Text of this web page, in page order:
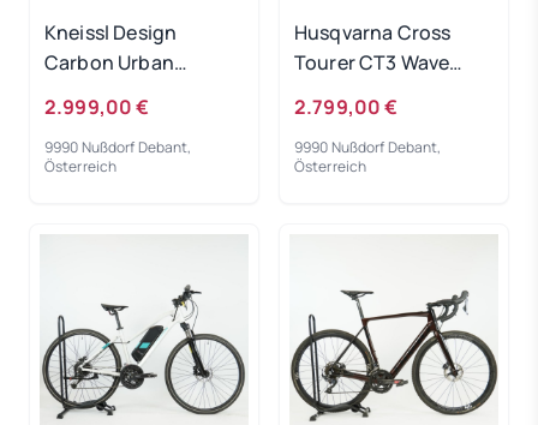
Kneissl Design
Carbon Urban
Black/Gold 2022 - RH
48 cm
2.999,00 €
9990 Nußdorf Debant,
Österreich
Husqvarna Cross
Tourer CT3 Wave
50 cm Testrad
2.799,00 €
9990 Nußdorf Debant,
Österreich